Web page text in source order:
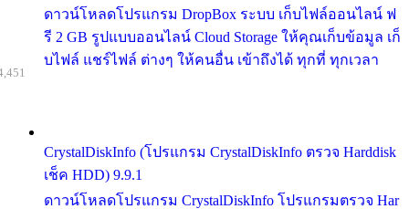
ดาวน์โหลดโปรแกรม DropBox ระบบ เก็บไฟล์ออนไลน์ ฟ
รี 2 GB รูปแบบออนไลน์ Cloud Storage ให้คุณเก็บข้อมูล เก็
บไฟล์ แชร์ไฟล์ ต่างๆ ให้คนอื่น เข้าถึงได้ ทุกที่ ทุกเวลา
CrystalDiskInfo (โปรแกรม CrystalDiskInfo ตรวจ Harddisk
เช็ค HDD) 9.9.1
ดาวน์โหลดโปรแกรม CrystalDiskInfo โปรแกรมตรวจ Har